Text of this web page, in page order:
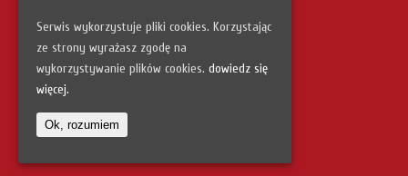
Uczestnicy szkoleń
Fotogaleria
Kontakt
Serwis wykorzystuje pliki cookies. Korzystając
ze strony wyrażasz zgodę na
wykorzystywanie plików cookies. dowiedz się
więcej.
Ok, rozumiem